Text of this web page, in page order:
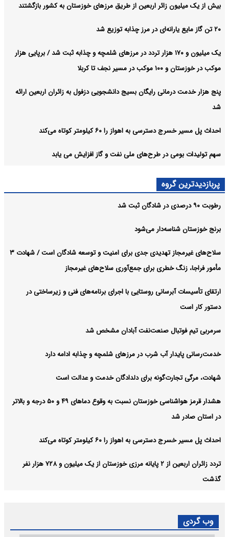
بیش از یک میلیون زائر اربعین از طریق مرزهای خوزستان به کشور بازگشتند
۲۰ تن گاز مایع یارانه‌ای در مرز چذابه توزیع شد
یک میلیون و ۱۷۰ هزار تردد در مرزهای شلمچه و چذابه ثبت شد / برپایی هزار
موکب در خوزستان و ۱۰۰ موکب در مسیر نجف تا کربلا
پنج هزار خدمت درمانی رایگان بسیج دانشجویی دزفول به زائران اربعین ارائه
شد
احداث پل مسیر خسرج دسترسی به اهواز را ۶۰ کیلومتر کوتاه می‌کند
سهم تولیدات بومی در طرح‌های ملی نفت و گاز افزایش می یابد
پربازدیدترین گروه
رطوبت ۹۰ درصدی در شادگان ثبت شد
برنج خوزستان شناسه‌دار می‌شود
سلاح‌های غیرمجاز تهدیدی جدی برای امنیت و توسعه شادگان است / شهادت ۳
مأمور فراجا، زنگ خطری برای جمع‌آوری سلاح‌های غیرمجاز
ارتقای تأسیسات آبرسانی روستایی با اجرای برنامه‌های فنی و زیرساختی در
دستور کار است
سرمربی تیم فوتبال صنعت‌نفت آبادان مشخص شد
خدمت‌رسانی پایدار آب شرب در مرزهای شلمچه و چذابه ادامه دارد
شهادت، مرگی تجارت‌گونه برای دلدادگان خدمت و عدالت است
هشدار قرمز هواشناسی خوزستان نسبت به وقوع دما‌های ۴۹ و ۵۰ درجه و بالاتر
در استان صادر شد
احداث پل مسیر خسرج دسترسی به اهواز را ۶۰ کیلومتر کوتاه می‌کند
تردد زائران اربعین از ۲ پایانه مرزی خوزستان از یک میلیون و ۷۲۸ هزار نفر
گذشت
وب گردی